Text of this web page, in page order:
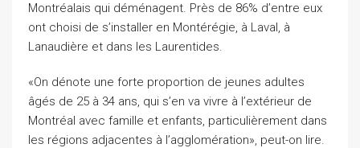
Montréalais qui déménagent. Près de 86% d’entre eux
ont choisi de s’installer en Montérégie, à Laval, à
Lanaudière et dans les Laurentides.
«On dénote une forte proportion de jeunes adultes
âgés de 25 à 34 ans, qui s’en va vivre à l’extérieur de
Montréal avec famille et enfants, particulièrement dans
les régions adjacentes à l’agglomération», peut-on lire.